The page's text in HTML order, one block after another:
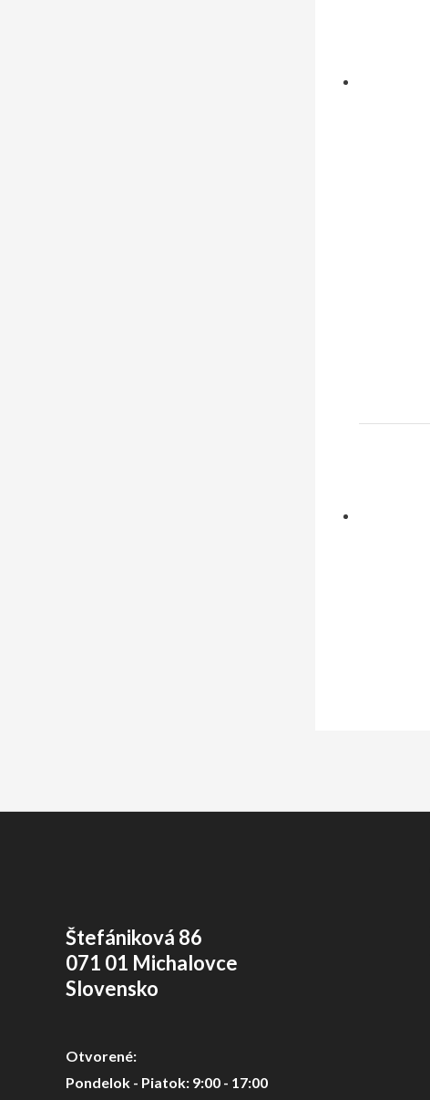
Štefániková 86
071 01 Michalovce
Slovensko
Otvorené:
Pondelok - Piatok: 9:00 - 17:00